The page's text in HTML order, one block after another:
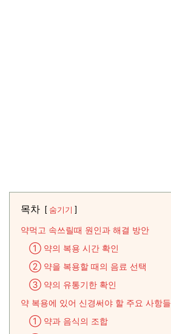
목차 숨기기
약먹고 속쓰릴때 원인과 해결 방안
① 약의 복용 시간 확인
② 약을 복용할 때의 음료 선택
③ 약의 유통기한 확인
약 복용에 있어 신경써야 할 주요 사항들
① 약과 음식의 조합